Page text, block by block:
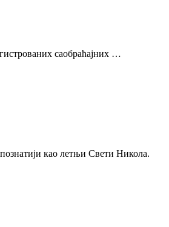
саобраћајних …
као летњи Свети Никола.